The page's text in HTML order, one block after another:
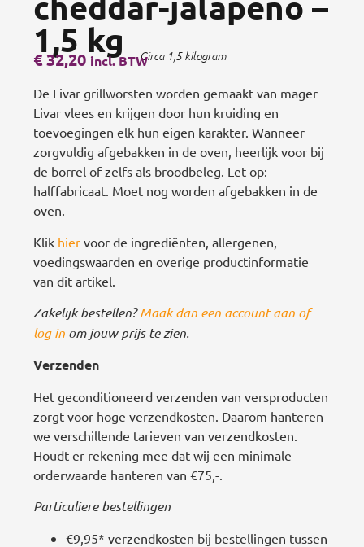
1,5 kg Circa 1,5 kilogram
€32,20 incl. BTW
De Livar grillworsten worden gemaakt van mager
Livar vlees en krijgen door hun kruiding en
toevoegingen elk hun eigen karakter. Wanneer
zorgvuldig afgebakken in de oven, heerlijk voor bij
de borrel of zelfs als broodbeleg. Let op:
halffabricaat. Moet nog worden afgebakken in de
oven.
Klik hier voor de ingrediënten, allergenen,
voedingswaarden en overige productinformatie
van dit artikel.
Zakelijk bestellen?Maak dan een account aan of
log in om jouw prijs te zien.
Verzenden
Het geconditioneerd verzenden van versproducten
zorgt voor hoge verzendkosten. Daarom hanteren
we verschillende tarieven van verzendkosten.
Houdt er rekening mee dat wij een minimale
orderwaarde hanteren van €75,-.
Particuliere bestellingen
€9,95* verzendkosten bij bestellingen tussen